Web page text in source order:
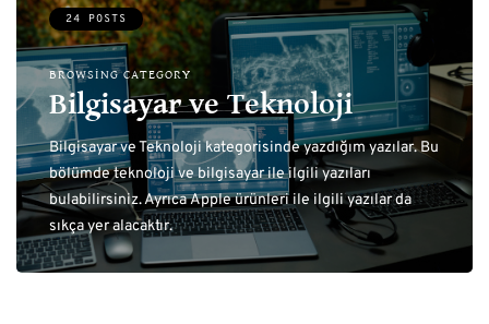
24 POSTS
BROWSING CATEGORY
Bilgisayar ve Teknoloji
Bilgisayar ve Teknoloji kategorisinde yazdığım yazılar. Bu
bölümde teknoloji ve bilgisayar ile ilgili yazıları
bulabilirsiniz. Ayrıca Apple ürünleri ile ilgili yazılar da
sıkça yer alacaktır.